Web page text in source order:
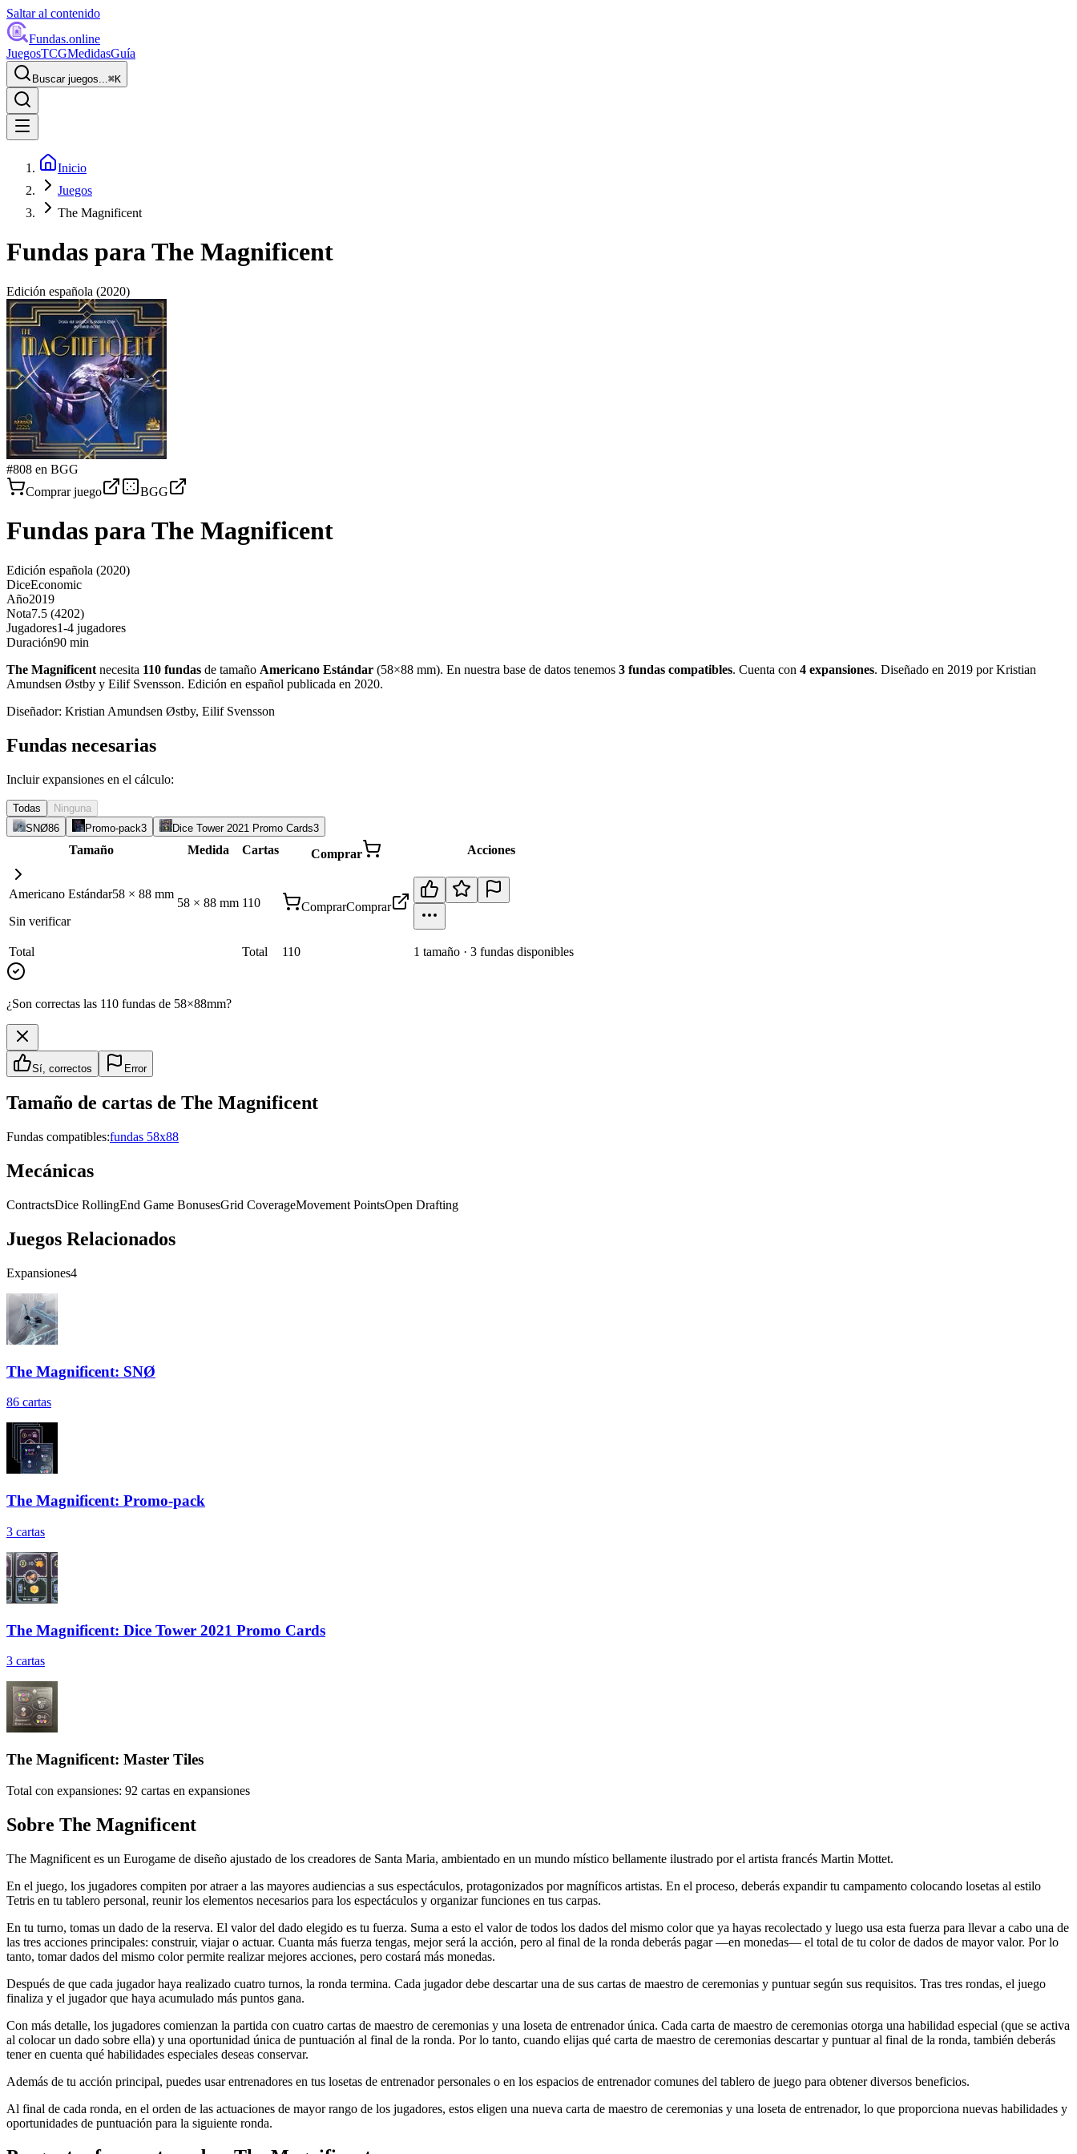
Saltar al contenido
Fundas.online
JuegosTCGMedidasGuía
Buscar juegos...⌘K
Inicio
Juegos
The Magnificent
Fundas paraThe Magnificent
Edición española (2020)
#808 en BGG
Comprar juego
BGG
Fundas paraThe Magnificent
Edición española (2020)
DiceEconomic
Año2019
Nota7.5 (4202)
Jugadores1-4 jugadores
Duración90 min
The Magnificent necesita 110 fundas de tamaño Americano Estándar (58×88 mm). En nuestra base de datos tenemos 3 fundas compatibles. Cuenta con 4 expansiones. Diseñado en 2019 por Kristian
Amundsen Østby y Eilif Svensson. Edición en español publicada en 2020.
Diseñador: Kristian Amundsen Østby, Eilif Svensson
Fundas necesarias
Incluir expansiones en el cálculo:
Todas
Ninguna
SNØ86 Promo-pack3 Dice Tower 2021 Promo Cards3
Tamaño Medida Cartas Comprar Acciones
Americano Estándar58 × 88 mm
Sin verificar
58 × 88 mm 110 ComprarComprar
Total Total 110 1 tamaño · 3 fundas disponibles
¿Son correctas las 110 fundas de 58×88mm?
Sí, correctos Error
Tamaño de cartas de The Magnificent
Fundas compatibles:fundas 58x88
Mecánicas
ContractsDice RollingEnd Game BonusesGrid CoverageMovement PointsOpen Drafting
Juegos Relacionados
Expansiones4
The Magnificent: SNØ
86 cartas
The Magnificent: Promo-pack
3 cartas
The Magnificent: Dice Tower 2021 Promo Cards
3 cartas
The Magnificent: Master Tiles
Total con expansiones: 92 cartas en expansiones
Sobre The Magnificent
The Magnificent es un Eurogame de diseño ajustado de los creadores de Santa Maria, ambientado en un mundo místico bellamente ilustrado por el artista francés Martin Mottet.
En el juego, los jugadores compiten por atraer a las mayores audiencias a sus espectáculos, protagonizados por magníficos artistas. En el proceso, deberás expandir tu campamento colocando losetas al estilo
Tetris en tu tablero personal, reunir los elementos necesarios para los espectáculos y organizar funciones en tus carpas.
En tu turno, tomas un dado de la reserva. El valor del dado elegido es tu fuerza. Suma a esto el valor de todos los dados del mismo color que ya hayas recolectado y luego usa esta fuerza para llevar a cabo una de
las tres acciones principales: construir, viajar o actuar. Cuanta más fuerza tengas, mejor será la acción, pero al final de la ronda deberás pagar —en monedas— el total de tu color de dados de mayor valor. Por lo
tanto, tomar dados del mismo color permite realizar mejores acciones, pero costará más monedas.
Después de que cada jugador haya realizado cuatro turnos, la ronda termina. Cada jugador debe descartar una de sus cartas de maestro de ceremonias y puntuar según sus requisitos. Tras tres rondas, el juego
finaliza y el jugador que haya acumulado más puntos gana.
Con más detalle, los jugadores comienzan la partida con cuatro cartas de maestro de ceremonias y una loseta de entrenador única. Cada carta de maestro de ceremonias otorga una habilidad especial (que se activa
al colocar un dado sobre ella) y una oportunidad única de puntuación al final de la ronda. Por lo tanto, cuando elijas qué carta de maestro de ceremonias descartar y puntuar al final de la ronda, también deberás
tener en cuenta qué habilidades especiales deseas conservar.
Además de tu acción principal, puedes usar entrenadores en tus losetas de entrenador personales o en los espacios de entrenador comunes del tablero de juego para obtener diversos beneficios.
Al final de cada ronda, en el orden de las actuaciones de mayor rango de los jugadores, estos eligen una nueva carta de maestro de ceremonias y una loseta de entrenador, lo que proporciona nuevas habilidades y
oportunidades de puntuación para la siguiente ronda.